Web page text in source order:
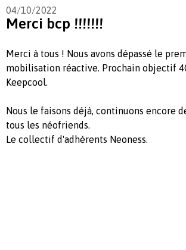
04/10/2022
Merci bcp !!!!!!!
Merci à tous ! Nous avons dépassé le
mobilisation réactive. Prochain objectif
Keepcool.
Nous le faisons déjà, continuons encore
tous les néofriends.
Le collectif d'adhérents Neoness.